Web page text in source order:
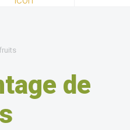
de